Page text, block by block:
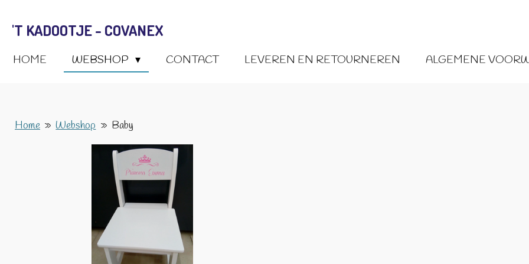
direct
de
'T KADOOTJE - COVANEX
HOME WEBSHOP CONTACT LEVEREN EN RETOURNEREN ALGEMENE
Home » Webshop » Baby